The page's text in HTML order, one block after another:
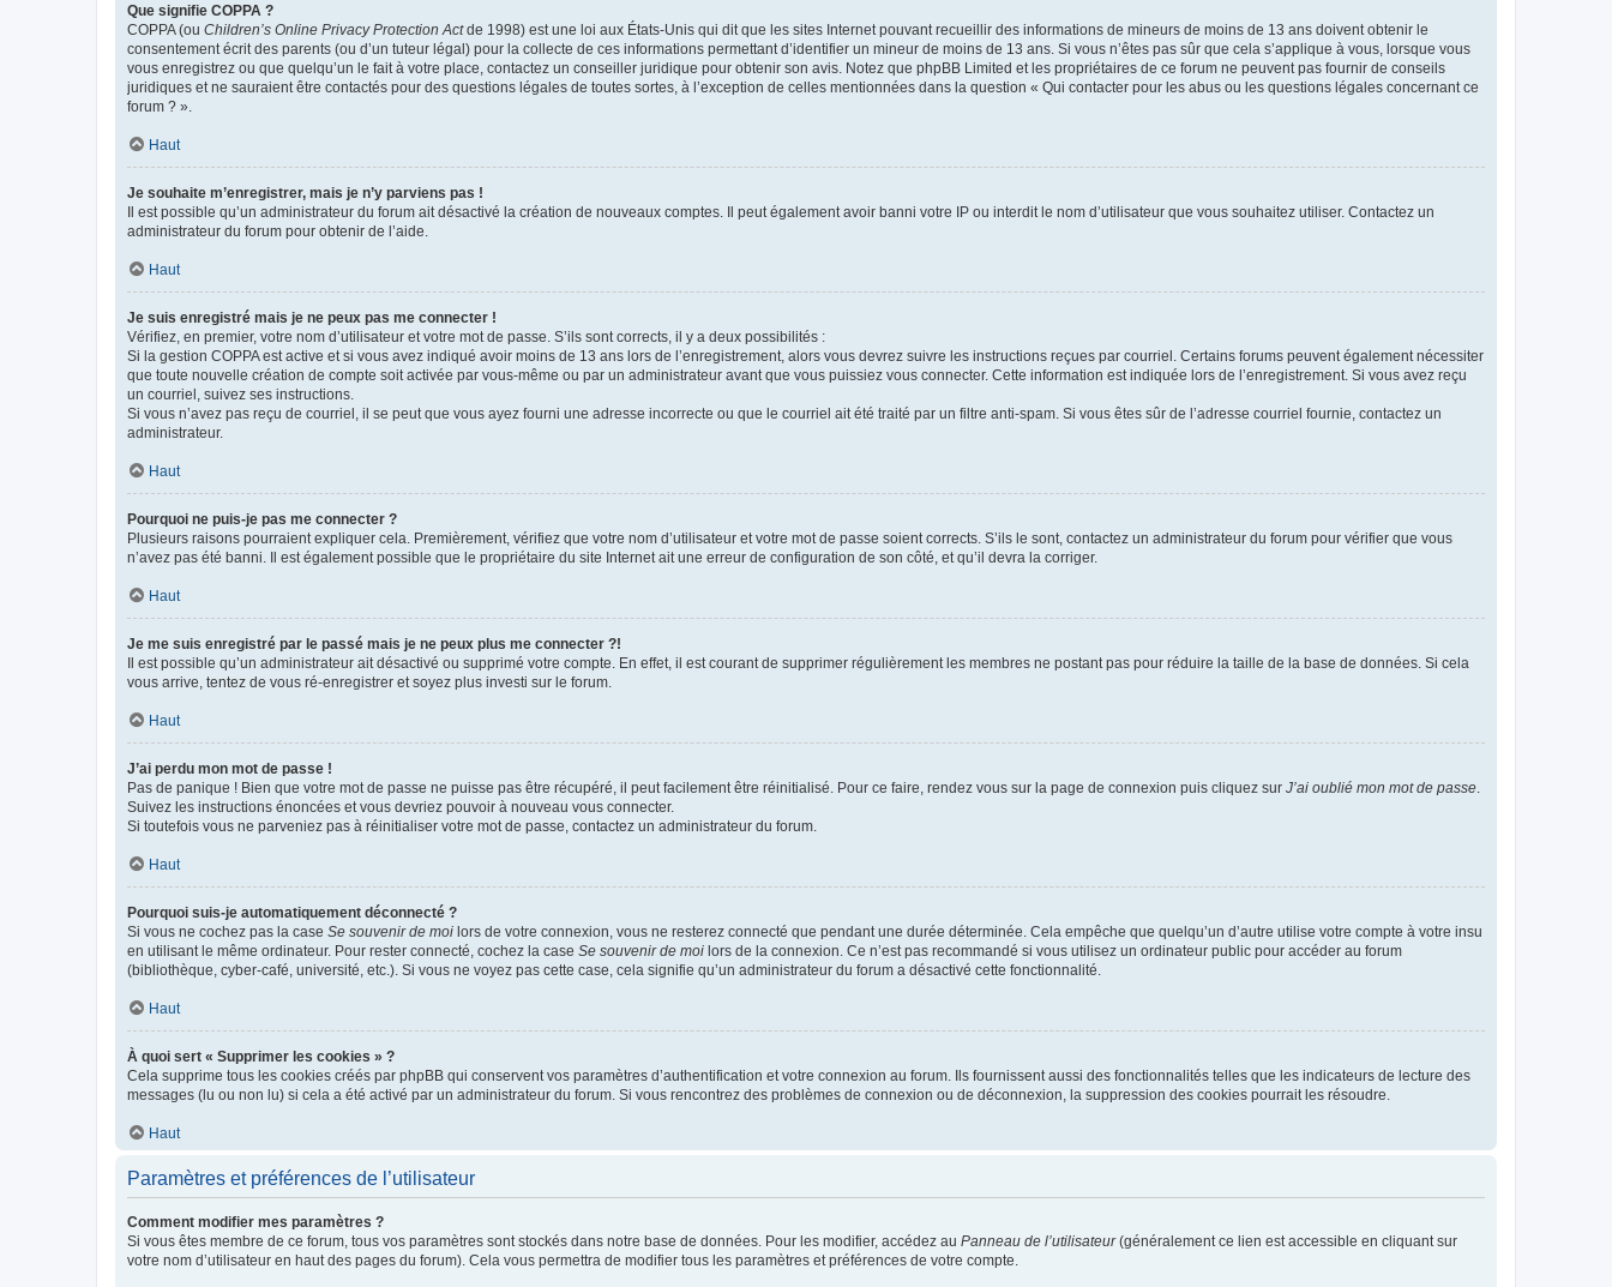
Que signifie COPPA ?
COPPA (ou Children’s Online Privacy Protection Actde 1998) est une loi aux États-Unis qui dit que les sites Internet pouvant recueillir des informations de mineurs de moins de 13 ans doivent obtenir le
consentement écrit des parents (ou d’un tuteur légal) pour la collecte de ces informations permettant d’identifier un mineur de moins de 13 ans. Si vous n’êtes pas sûr que cela s’applique à vous, lorsque vous
vous enregistrez ou que quelqu’un le fait à votre place, contactez un conseiller juridique pour obtenir son avis. Notez que phpBB Limited et les propriétaires de ce forum ne peuvent pas fournir de conseils
juridiques et ne sauraient être contactés pour des questions légales de toutes sortes, à l’exception de celles mentionnées dans la question « Qui contacter pour les abus ou les questions légales concernant ce
forum ? ».
Haut
Je souhaite m’enregistrer, mais je n’y parviens pas !
Il est possible qu’un administrateur du forum ait désactivé la création de nouveaux comptes. Il peut également avoir banni votre IP ou interdit le nom d’utilisateur que vous souhaitez utiliser. Contactez un
administrateur du forum pour obtenir de l’aide.
Haut
Je suis enregistré mais je ne peux pas me connecter !
Vérifiez, en premier, votre nom d’utilisateur et votre mot de passe. S’ils sont corrects, il y a deux possibilités :
Si la gestion COPPA est active et si vous avez indiqué avoir moins de 13 ans lors de l’enregistrement, alors vous devrez suivre les instructions reçues par courriel. Certains forums peuvent également nécessiter
que toute nouvelle création de compte soit activée par vous-même ou par un administrateur avant que vous puissiez vous connecter. Cette information est indiquée lors de l’enregistrement. Si vous avez reçu
un courriel, suivez ses instructions.
Si vous n’avez pas reçu de courriel, il se peut que vous ayez fourni une adresse incorrecte ou que le courriel ait été traité par un filtre anti-spam. Si vous êtes sûr de l’adresse courriel fournie, contactez un
administrateur.
Haut
Pourquoi ne puis-je pas me connecter ?
Plusieurs raisons pourraient expliquer cela. Premièrement, vérifiez que votre nom d’utilisateur et votre mot de passe soient corrects. S’ils le sont, contactez un administrateur du forum pour vérifier que vous
n’avez pas été banni. Il est également possible que le propriétaire du site Internet ait une erreur de configuration de son côté, et qu’il devra la corriger.
Haut
Je me suis enregistré par le passé mais je ne peux plus me connecter ?!
Il est possible qu’un administrateur ait désactivé ou supprimé votre compte. En effet, il est courant de supprimer régulièrement les membres ne postant pas pour réduire la taille de la base de données. Si cela
vous arrive, tentez de vous ré-enregistrer et soyez plus investi sur le forum.
Haut
J’ai perdu mon mot de passe !
Pas de panique ! Bien que votre mot de passe ne puisse pas être récupéré, il peut facilement être réinitialisé. Pour ce faire, rendez vous sur la page de connexion puis cliquez sur J’ai oublié mon mot de passe
Suivez les instructions énoncées et vous devriez pouvoir à nouveau vous connecter.
Si toutefois vous ne parveniez pas à réinitialiser votre mot de passe, contactez un administrateur du forum.
Haut
Pourquoi suis-je automatiquement déconnecté ?
Si vous ne cochez pas la case Se souvenir de moi lors de votre connexion, vous ne resterez connecté que pendant une durée déterminée. Cela empêche que quelqu’un d’autre utilise votre compte à votre insu
en utilisant le même ordinateur. Pour rester connecté, cochez la case Se souvenir de moi lors de la connexion. Ce n’est pas recommandé si vous utilisez un ordinateur public pour accéder au forum
(bibliothèque, cyber-café, université, etc.). Si vous ne voyez pas cette case, cela signifie qu’un administrateur du forum a désactivé cette fonctionnalité.
Haut
À quoi sert « Supprimer les cookies » ?
Cela supprime tous les cookies créés par phpBB qui conservent vos paramètres d’authentification et votre connexion au forum. Ils fournissent aussi des fonctionnalités telles que les indicateurs de lecture des
messages (lu ou non lu) si cela a été activé par un administrateur du forum. Si vous rencontrez des problèmes de connexion ou de déconnexion, la suppression des cookies pourrait les résoudre.
Haut
Paramètres et préférences de l’utilisateur
Comment modifier mes paramètres ?
Si vous êtes membre de ce forum, tous vos paramètres sont stockés dans notre base de données. Pour les modifier, accédez au Panneau de l’utilisateur(généralement ce lien est accessible en cliquant sur
votre nom d’utilisateur en haut des pages du forum). Cela vous permettra de modifier tous les paramètres et préférences de votre compte.